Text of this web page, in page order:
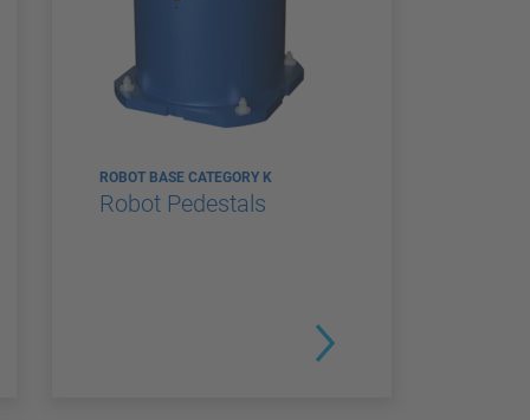
ROBOT BASE CATEGORY K
Robot Pedestals